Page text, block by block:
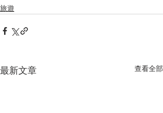
旅遊
最新文章 查看全部